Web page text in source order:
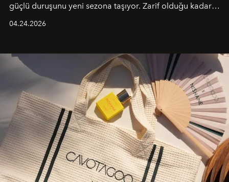
güçlü duruşunu yeni sezona taşıyor. Zarif olduğu kadar
04.24.2026